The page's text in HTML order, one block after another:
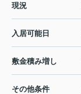
現況
入居可能日
敷金積み増し
その他条件